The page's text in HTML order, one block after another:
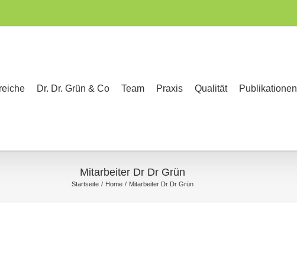
Dr. Dr. Grün & Co Team Praxis Qualität Publikationen
Mitarbeiter Dr Dr Grün
Startseite Home Mitarbeiter Dr Dr Grün